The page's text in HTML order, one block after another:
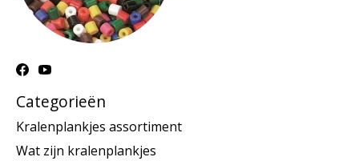
Categorieën
Kralenplankjes assortiment
Wat zijn kralenplankjes